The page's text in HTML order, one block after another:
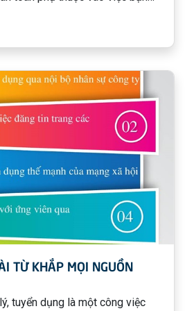
lầm có thể làm suy giảm thành
dẫn đến một thất bại nặng nề
TỪ KHẮP MỌI NGUỒN
tuyển dụng là một công việc